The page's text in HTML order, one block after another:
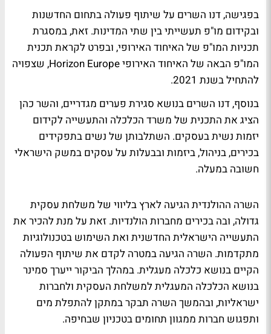
בפגישה, דנו השרים על שיתוף פעולה בתחום החדשנות
ובקידום מו"פ תעשייתי בין שתי המדינות. זאת, במסגרת
תכניות המו"פ של האיחוד האירופי, ובפרט לקראת תכנית
המו"פ הבאה של האיחוד האירופי Horizon Europe, שצפויה
להתחיל בשנת 2021.
בנוסף, דנו השרים בנושא סגירת פערים מגדריים, והשר כהן
הציג את התכנית של משרד הכלכלה והתעשייה לקידום
יזמות נשית בעסקים. השתלבותן של נשים בתפקידים
בכירים, בניהול, ביזמות ובבעלות על עסקים במשק הישראלי
חשובה במעלה.
השרה ההולנדית הגיעה לארץ בליווי של משלחת עסקית
גדולה, ובה בכירים מחברות הולנדיות. זאת על מנת להכיר את
התעשייה הישראלית החדשנית ואת השימוש בטכנולוגיות
מתקדמות. השרה הגיעה במטרה לקדם את שיתוף הפעולה
הקיים בנושא כלכלה מעגלית. במהלך הביקור ייערך סמינר
בנושא הכלכלה המעגלית למשלחת העסקית ולחברות
ישראליות, ובהמשך השרה תבקר במתקן להתפלת מים
ותפגוש חברות ממגוון תחומים בטכניון שבחיפה.